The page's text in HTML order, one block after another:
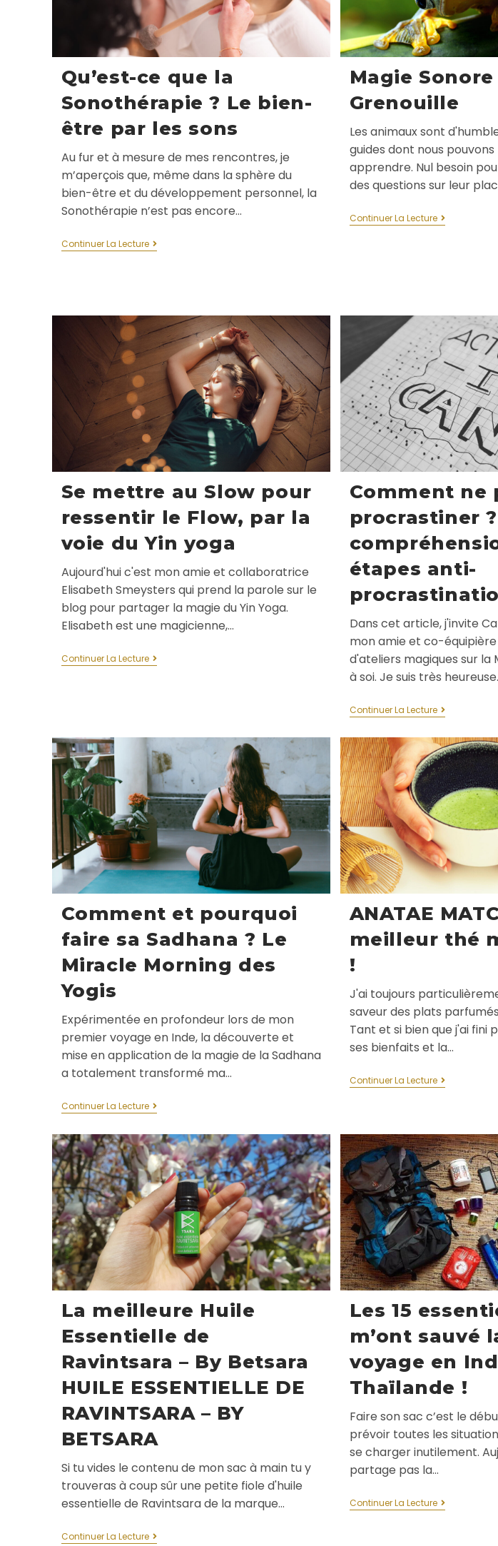
Qu’est-ce que la
Sonothérapie ? Le bien-
être par les sons
Au fur et à mesure de mes rencontres, je
m’aperçois que, même dans la sphère du
bien-être et du développement personnel, la
Sonothérapie n’est pas encore…
Continuer La Lecture
Magie
Grenouille
Les animaux sont
guides dont nous
apprendre. Nul besoin
des questions sur leur
Continuer La Lecture
Se mettre au Slow pour
ressentir le Flow, par la
voie du Yin yoga
Aujourd'hui c'est mon amie et collaboratrice
Elisabeth Smeysters qui prend la parole sur le
blog pour partager la magie du Yin Yoga.
Elisabeth est une magicienne,…
Continuer La Lecture
Comment ne
procrastiner
étapes anti-
Dans cet article, j'invite
mon amie et co-
d'ateliers magiques sur la
à soi. Je suis très
Continuer La Lecture
Comment et pourquoi
faire sa Sadhana ? Le
Miracle Morning des
Yogis
Expérimentée en profondeur lors de mon
premier voyage en Inde, la découverte et
mise en application de la magie de la Sadhana
a totalement transformé ma…
Continuer La Lecture
ANATAE
meilleur thé
!
J'ai toujours
saveur des plats
Tant et si bien que j'ai fini
ses bienfaits et la…
Continuer La Lecture
La meilleure Huile
Essentielle de
Ravintsara – By Betsara
HUILE ESSENTIELLE DE
RAVINTSARA – BY
BETSARA
Si tu vides le contenu de mon sac à main tu y
trouveras à coup sûr une petite fiole d'huile
essentielle de Ravintsara de la marque…
Continuer La Lecture
Les 15
m’ont sauvé
voyage en
Thaïlande !
Faire son sac c’est le
prévoir toutes les
se charger inutilement.
partage pas la…
Continuer La Lecture